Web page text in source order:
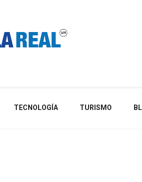
TECNOLOGÍA TURISMO